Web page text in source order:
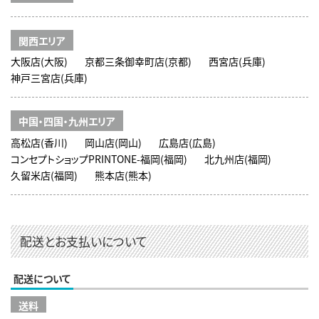
関西エリア
大阪店(大阪)
京都三条御幸町店(京都)
西宮店(兵庫)
神戸三宮店(兵庫)
中国・四国・九州エリア
高松店(香川)
岡山店(岡山)
広島店(広島)
コンセプトショップPRINTONE-福岡(福岡)
北九州店(福岡)
久留米店(福岡)
熊本店(熊本)
配送とお支払いについて
配送について
送料